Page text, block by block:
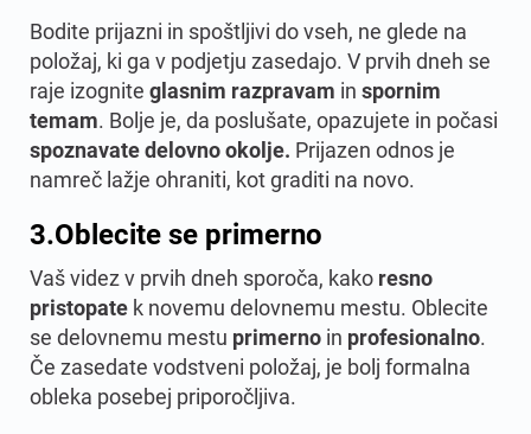
Bodite prijazni in spoštljivi do vseh, ne glede na
položaj, ki ga v podjetju zasedajo. V prvih dneh se
raje izognite glasnim razpravam in spornim
temam. Bolje je, da poslušate, opazujete in počasi
spoznavate delovno okolje. Prijazen odnos je
namreč lažje ohraniti, kot graditi na novo.
3.Oblecite se primerno
Vaš videz v prvih dneh sporoča, kako resno
pristopate k novemu delovnemu mestu. Oblecite
se delovnemu mestu primerno in profesionalno.
Če zasedate vodstveni položaj, je bolj formalna
obleka posebej priporočljiva.